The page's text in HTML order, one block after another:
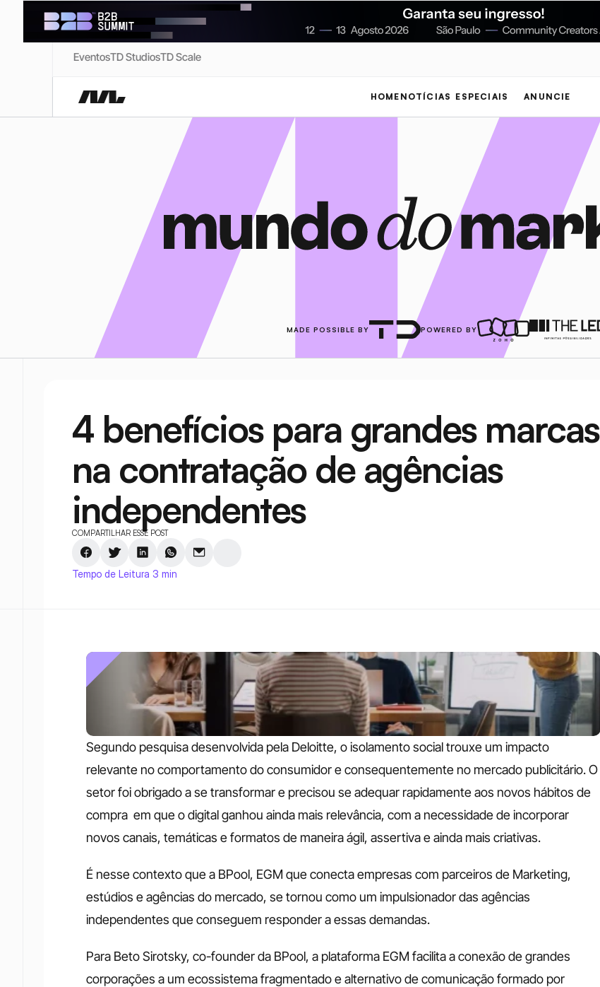
EventosTD StudiosTD Scale
HOME NOTÍCIAS ESPECIAIS ANUNCIE
MADE POSSIBLE BY POWERED BY
4 benefícios para grandes marcas
na contratação de agências
independentes
COMPARTILHAR ESSE POST
Tempo de Leitura 3 min
Segundo pesquisa desenvolvida pela Deloitte, o isolamento social trouxe um impacto
relevante no comportamento do consumidor e consequentemente no mercado publicitário. O
setor foi obrigado a se transformar e precisou se adequar rapidamente aos novos hábitos de
compra  em que o digital ganhou ainda mais relevância, com a necessidade de incorporar
novos canais, temáticas e formatos de maneira ágil, assertiva e ainda mais criativas.
É nesse contexto que a BPool, EGM que conecta empresas com parceiros de Marketing,
estúdios e agências do mercado, se tornou como um impulsionador das agências
independentes que conseguem responder a essas demandas.
Para Beto Sirotsky, co-founder da BPool, a plataforma EGM facilita a conexão de grandes
corporações a um ecossistema fragmentado e alternativo de comunicação formado por